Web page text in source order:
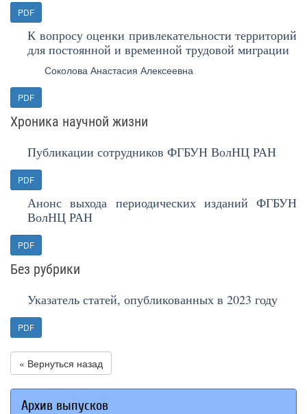
PDF
К вопросу оценки привлекательности территорий
для постоянной и временной трудовой миграции
Соколова Анастасия Алексеевна
PDF
Хроника научной жизни
Публикации сотрудников ФГБУН ВолНЦ РАН
PDF
Анонс выхода периодических изданий ФГБУН
ВолНЦ РАН
PDF
Без рубрики
Указатель статей, опубликованных в 2023 году
PDF
« Вернуться назад
Архив выпусков